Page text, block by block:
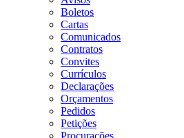
Boletos
Cartas
Comunicados
Contratos
Convites
Currículos
Declarações
Orçamentos
Pedidos
Petições
Procurações